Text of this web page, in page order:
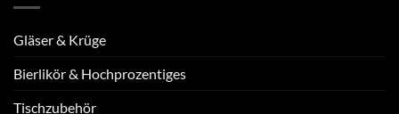
Gläser & Krüge
Bierlikör & Hochprozentiges
Tischzubehör